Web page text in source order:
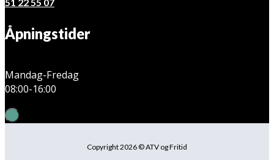
51 22 55 07
Åpningstider
Mandag-Fredag
08:00-16:00
Copyright 2026 © ATV og Fritid